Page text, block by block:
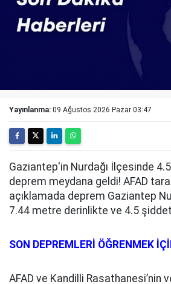
Yayınlanma: 09 Ağustos 2026 Pazar 03:47
Gaziantep'in Nurdağı İlçesinde
deprem meydana geldi! AFAD
açıklamada deprem Gaziantep
7.44 metre derinlikte ve 4.5
SON DEPREMLERİ ÖĞRENMEK
AFAD ve Kandilli Rasathanesi’nin